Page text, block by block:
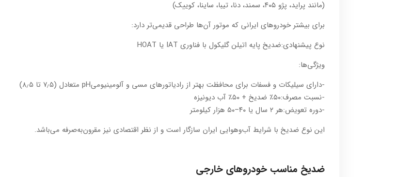
(مانند پراید، پژو ۴۰۵، سمند، دنا، تیبا، ساینا، کوییک)
برای بیشتر خودروهای ایرانی که موتور آن‌ها طراحی قدیمی‌تر دارد:
نوع پیشنهادی:ضد‌یخ پایه اتیلن گلیکول با فناوری IAT یا HOAT
ویژگی‌ها:
-دارای سیلیکات و فسفات برای محافظت بهتر از رادیاتورهای مسی و آلومینیومیpH متعادل (۷٫۵ تا ۸٫۵)
-نسبت مصرف:۵۰٪ ضد‌یخ + ۵۰٪ آب دیونیزه
-دوره تعویض:هر ۲ سال یا ۴۰–۵۰ هزار کیلومتر
این نوع ضد‌یخ با شرایط آب‌وهوایی ایران سازگار است و از نظر اقتصادی نیز مقرون‌به‌صرفه می‌باشد.
ضد‌یخ مناسب خودروهای خارجی